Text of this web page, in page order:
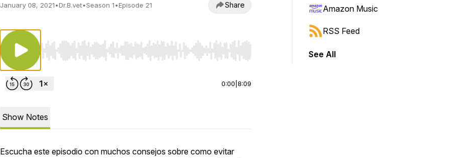
January 08, 2021•Dr.B.vet•Season 1•Episode 21 Share
Use Left/Right to seek, Home/End to jump to start or end. Hold shift to jump forward or backward.
0:00 8:09
Show Notes
Escucha este episodio con muchos consejos sobre como evitar
Amazon Music
RSS Feed
See All